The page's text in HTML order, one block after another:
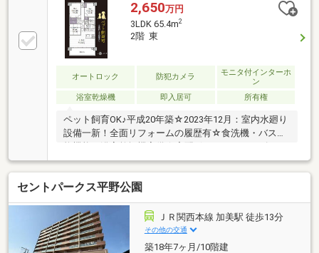
2,650万円
3LDK 65.4m2
2階 東
オートロック 防犯カメラ
モニタ付インターホ
ン
浴室乾燥機
即入居可 所有権
ペット飼育OK♪平成20年築☆2023年12月：室内水廻り
設備一新！全面リフォームの履歴有☆食洗機・バス追
ム完備マンション☆「川辺大和川公園」徒歩2分♪
セントパークス平野公園
ＪＲ関西本線 加美駅 徒歩13分
その他の交通
築18年7ヶ月/10階建